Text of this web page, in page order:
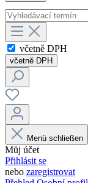
včetně DPH
včetně DPH
Menü schließen
Můj účet
Přihlásit se
nebo zaregistrovat